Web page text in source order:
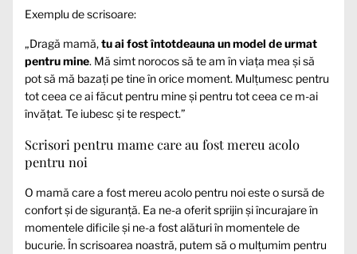
Exemplu de scrisoare:
„Dragă mamă,tu ai fost întotdeauna un model de urmat
pentru mine. Mă simt norocos să te am în viața mea și să
pot să mă bazați pe tine în orice moment. Mulțumesc pentru
tot ceea ce ai făcut pentru mine și pentru tot ceea ce m-ai
învățat. Te iubesc și te respect.”
Scrisori pentru mame care au fost mereu acolo
pentru noi
O mamă care a fost mereu acolo pentru noi este o sursă de
confort și de siguranță. Ea ne-a oferit sprijin și încurajare în
momentele dificile și ne-a fost alături în momentele de
bucurie. În scrisoarea noastră, putem să o mulțumim pentru